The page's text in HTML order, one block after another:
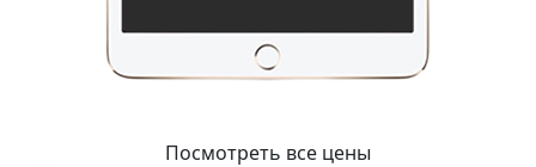
Посмотреть все цены